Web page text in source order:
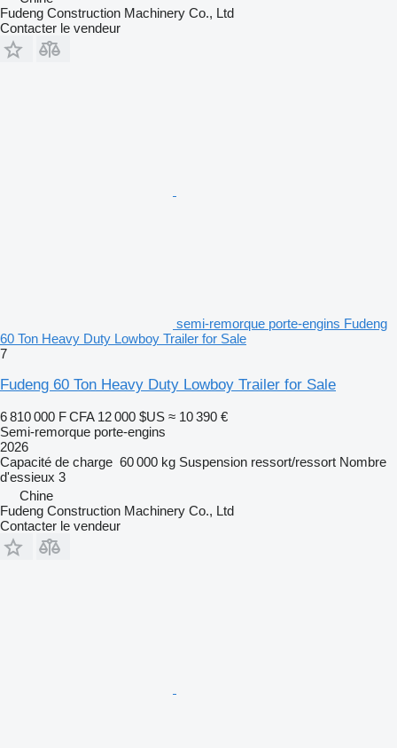
Fudeng Construction Machinery Co., Ltd
Contacter le vendeur
semi-remorque porte-engins Fudeng
60 Ton Heavy Duty Lowboy Trailer for Sale
7
Fudeng 60 Ton Heavy Duty Lowboy Trailer for Sale
6 810 000 F CFA 12 000 $US ≈ 10 390 €
Semi-remorque porte-engins
2026
Capacité de charge 60 000 kg Suspension ressort/ressort Nombre
d'essieux 3
Chine
Fudeng Construction Machinery Co., Ltd
Contacter le vendeur